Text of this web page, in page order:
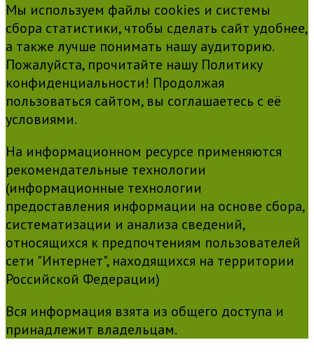
Мы используем файлы cookies и системы
сбора статистики, чтобы сделать сайт удобнее,
а также лучше понимать нашу аудиторию.
Пожалуйста, прочитайте нашу Политику
конфиденциальности! Продолжая
пользоваться сайтом, вы соглашаетесь с её
условиями.
На информационном ресурсе применяются
рекомендательные технологии
(информационные технологии
предоставления информации на основе сбора,
систематизации и анализа сведений,
относящихся к предпочтениям пользователей
сети "Интернет", находящихся на территории
Российской Федерации)
Вся информация взята из общего доступа и
принадлежит владельцам.